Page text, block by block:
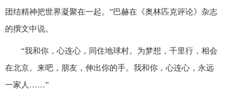
团结精神把世界凝聚在一起。”巴赫在《奥林匹克评论》杂志
的撰文中说。
“我和你，心连心，同住地球村。为梦想，千里行，相会
在北京。来吧，朋友，伸出你的手。我和你，心连心，永远
一家人……”